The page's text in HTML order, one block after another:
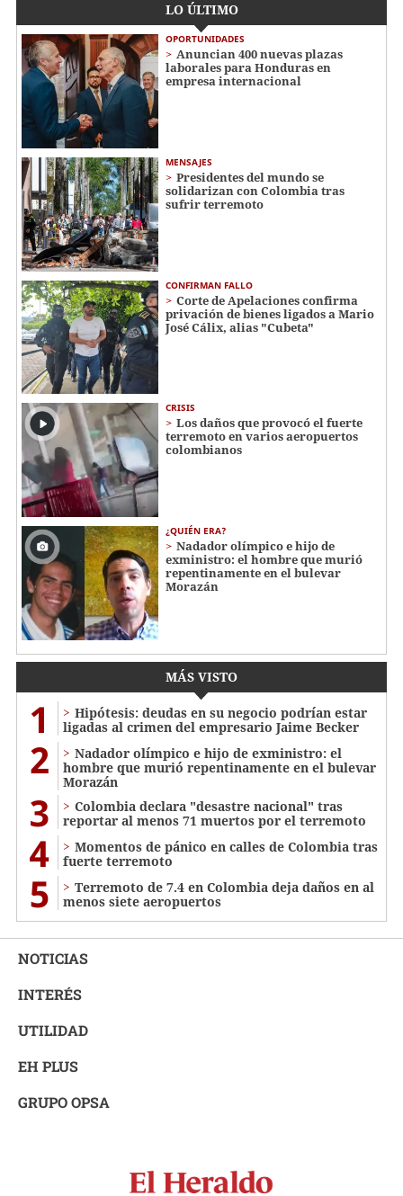
LO ÚLTIMO
OPORTUNIDADES
Anuncian 400 nuevas plazas
laborales para Honduras en
empresa internacional
MENSAJES
Presidentes del mundo se
solidarizan con Colombia tras
sufrir terremoto
CONFIRMAN FALLO
Corte de Apelaciones confirma
privación de bienes ligados a Mario
José Cálix, alias "Cubeta"
CRISIS
Los daños que provocó el fuerte
terremoto en varios aeropuertos
colombianos
¿QUIÉN ERA?
Nadador olímpico e hijo de
exministro: el hombre que murió
repentinamente en el bulevar
Morazán
MÁS VISTO
1
Hipótesis: deudas en su negocio podrían estar
ligadas al crimen del empresario Jaime Becker
2
Nadador olímpico e hijo de exministro: el
hombre que murió repentinamente en el bulevar
Morazán
3
Colombia declara "desastre nacional" tras
reportar al menos 71 muertos por el terremoto
4
Momentos de pánico en calles de Colombia tras
fuerte terremoto
5
Terremoto de 7.4 en Colombia deja daños en al
menos siete aeropuertos
NOTICIAS
INTERÉS
UTILIDAD
EH PLUS
GRUPO OPSA